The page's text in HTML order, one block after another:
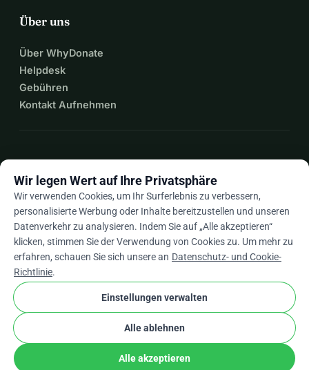
Über uns
Über WhyDonate
Helpdesk
Gebühren
Kontakt Aufnehmen
Dearrow_drop_down
★★★★★4,9 / 5 basierend auf 500+ Bewertungen
WhyDonateDatenschutz und Cookies
Allgemeine Geschäftsbedingungen
In Europa entwickelt stripe checkVerifizierter Partner
Wir legen Wert auf Ihre Privatsphäre
Wir verwenden Cookies, um Ihr Surferlebnis zu verbessern,
personalisierte Werbung oder Inhalte bereitzustellen und unseren
Datenverkehr zu analysieren. Indem Sie auf „Alle akzeptieren“
klicken, stimmen Sie der Verwendung von Cookies zu. Um mehr zu
erfahren, schauen Sie sich unsere an Datenschutz- und Cookie-
Richtlinie.
Einstellungen verwalten
Alle ablehnen
Alle akzeptieren